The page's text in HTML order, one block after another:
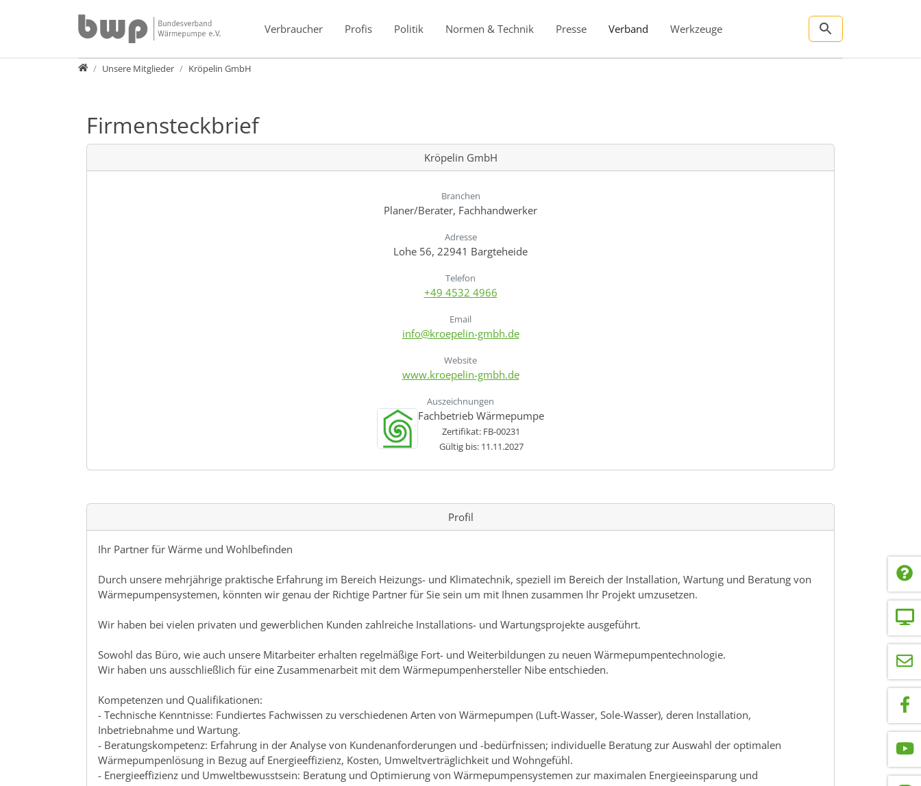
Verbraucher
Profis Politik Normen & Technik Presse Verband Werkzeuge
Verband
Unsere Mitglieder Kröpelin GmbH
Firmensteckbrief
Kröpelin GmbH
Branchen
Planer/Berater, Fachhandwerker
Adresse
Lohe 56, 22941 Bargteheide
Telefon
+49 4532 4966
Email
info@kroepelin-gmbh.de
Website
www.kroepelin-gmbh.de
Auszeichnungen
Fachbetrieb Wärmepumpe
Zertifikat: FB-00231
Gültig bis: 11.11.2027
Profil
Ihr Partner für Wärme und Wohlbefinden
Durch unsere mehrjährige praktische Erfahrung im Bereich Heizungs- und Klimatechnik, speziell im Bereich der Installation, Wartung und Beratung von
Wärmepumpensystemen, könnten wir genau der Richtige Partner für Sie sein um mit Ihnen zusammen Ihr Projekt umzusetzen.
Wir haben bei vielen privaten und gewerblichen Kunden zahlreiche Installations- und Wartungsprojekte ausgeführt.
Sowohl das Büro, wie auch unsere Mitarbeiter erhalten regelmäßige Fort- und Weiterbildungen zu neuen Wärmepumpentechnologie.
Wir haben uns ausschließlich für eine Zusammenarbeit mit dem Wärmepumpenhersteller Nibe entschieden.
Kompetenzen und Qualifikationen:
- Technische Kenntnisse: Fundiertes Fachwissen zu verschiedenen Arten von Wärmepumpen (Luft-Wasser, Sole-Wasser), deren Installation,
Inbetriebnahme und Wartung.
- Beratungskompetenz: Erfahrung in der Analyse von Kundenanforderungen und -bedürfnissen; individuelle Beratung zur Auswahl der optimalen
Wärmepumpenlösung in Bezug auf Energieeffizienz, Kosten, Umweltverträglichkeit und Wohngefühl.
- Energieeffizienz und Umweltbewusstsein: Beratung und Optimierung von Wärmepumpensystemen zur maximalen Energieeinsparung und